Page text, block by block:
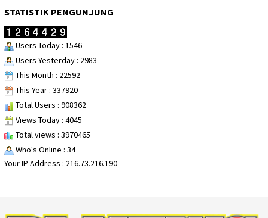
STATISTIK PENGUNJUNG
Users Today : 1546
Users Yesterday : 2983
This Month : 22592
This Year : 337920
Total Users : 908362
Views Today : 4045
Total views : 3970465
Who's Online : 34
Your IP Address : 216.73.216.190